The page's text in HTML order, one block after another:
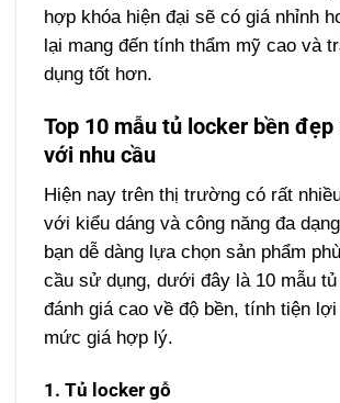
hợp khóa hiện đại sẽ có giá nhỉnh
lại mang đến tính thẩm mỹ cao và
dụng tốt hơn.
Top 10 mẫu tủ locker bền đẹp
với nhu cầu
Hiện nay trên thị trường có rất
với kiểu dáng và công năng đa
bạn dễ dàng lựa chọn sản phẩm
cầu sử dụng, dưới đây là 10 mẫu
đánh giá cao về độ bền, tính tiện
mức giá hợp lý.
1. Tủ locker gỗ